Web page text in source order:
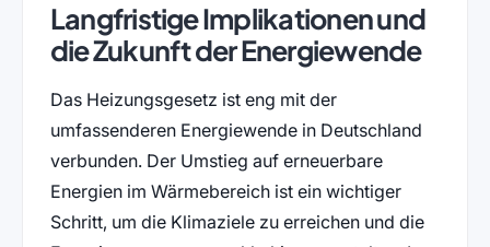
Langfristige Implikationen und
die Zukunft der Energiewende
Das Heizungsgesetz ist eng mit der
umfassenderen Energiewende in Deutschland
verbunden. Der Umstieg auf erneuerbare
Energien im Wärmebereich ist ein wichtiger
Schritt, um die Klimaziele zu erreichen und die